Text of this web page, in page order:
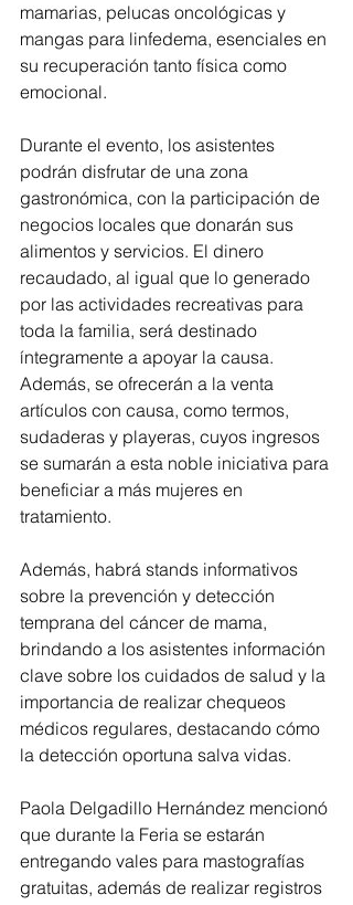
mamarias, pelucas oncológicas y
mangas para linfedema, esenciales en
su recuperación tanto física como
emocional.
Durante el evento, los asistentes
podrán disfrutar de una zona
gastronómica, con la participación de
negocios locales que donarán sus
alimentos y servicios. El dinero
recaudado, al igual que lo generado
por las actividades recreativas para
toda la familia, será destinado
íntegramente a apoyar la causa.
Además, se ofrecerán a la venta
artículos con causa, como termos,
sudaderas y playeras, cuyos ingresos
se sumarán a esta noble iniciativa para
beneficiar a más mujeres en
tratamiento.
Además, habrá stands informativos
sobre la prevención y detección
temprana del cáncer de mama,
brindando a los asistentes información
clave sobre los cuidados de salud y la
importancia de realizar chequeos
médicos regulares, destacando cómo
la detección oportuna salva vidas.
Paola Delgadillo Hernández mencionó
que durante la Feria se estarán
entregando vales para mastografías
gratuitas, además de realizar registros